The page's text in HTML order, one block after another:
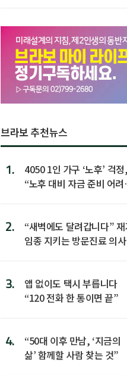
브라보 추천뉴스
1.
4050 1인 가구 ‘노후’ 걱정,
“노후 대비 자금 준비 어려
2.
“새벽에도 달려갑니다”
임종 지키는 방문진료 의사
3.
앱 없이도 택시 부릅니다
“120 전화 한 통이면 끝”
4.
“50대 이후 만남, ‘지금의
삶’ 함께할 사람 찾는 것”